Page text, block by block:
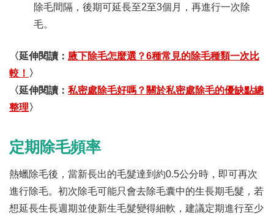
除毛間隔，後期可延長至2至3個月，再進行一次除
毛。
〈延伸閱讀： 腋下除毛怎麼選？6種常見的除毛種類一次比
較！ 〉
〈延伸閱讀： 私密處除毛好嗎？關於私密處除毛的優缺點總
整理〉
定期除毛頻率
熱蠟除毛後，當新長出的毛髮達到約0.5公分時，即可再次
進行除毛。初次除毛可能只會去除毛囊中的生長期毛髮，若
想延長生長週期並使新生毛髮變得細軟，建議定期進行至少